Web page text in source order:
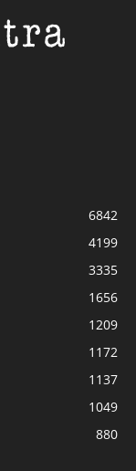
6842
4199
3335
1656
1209
1172
1137
1049
880